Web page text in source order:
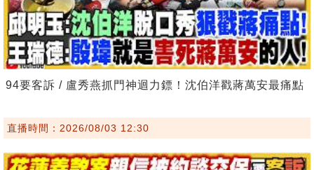
94要客訴 / 盧秀燕抓門神迴力鏢！沈伯洋戳蔣萬安最痛點
直播時間：2026/08/03 12:30